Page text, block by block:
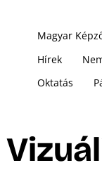
Magyar
Hírek
Oktatás